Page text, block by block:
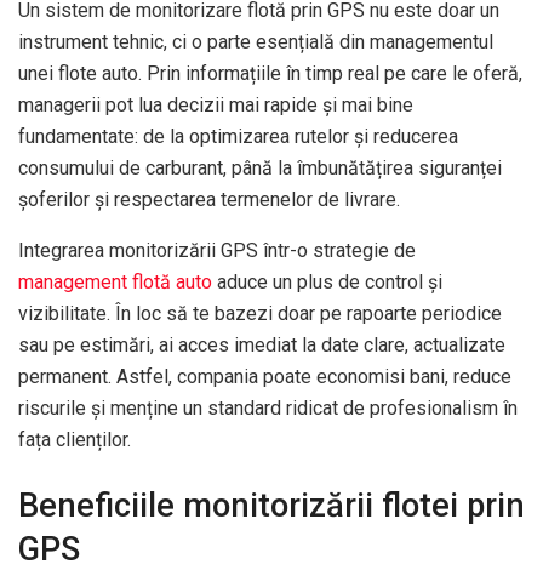
Un sistem de monitorizare flotă prin GPS nu este doar un
instrument tehnic, ci o parte esențială din managementul
unei flote auto. Prin informațiile în timp real pe care le oferă,
managerii pot lua decizii mai rapide și mai bine
fundamentate: de la optimizarea rutelor și reducerea
consumului de carburant, până la îmbunătățirea siguranței
șoferilor și respectarea termenelor de livrare.
Integrarea monitorizării GPS într-o strategie de
management flotă auto aduce un plus de control și
vizibilitate. În loc să te bazezi doar pe rapoarte periodice
sau pe estimări, ai acces imediat la date clare, actualizate
permanent. Astfel, compania poate economisi bani, reduce
riscurile și menține un standard ridicat de profesionalism în
fața clienților.
Beneficiile monitorizării flotei prin
GPS